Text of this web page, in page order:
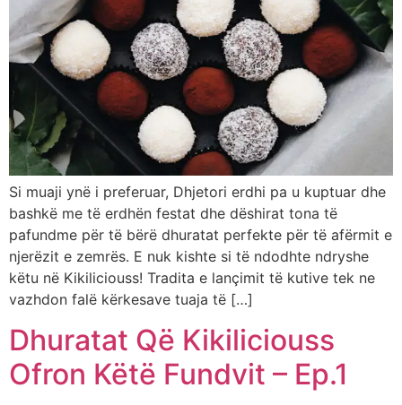
Si muaji ynë i preferuar, Dhjetori erdhi pa u kuptuar dhe
bashkë me të erdhën festat dhe dëshirat tona të
pafundme për të bërë dhuratat perfekte për të afërmit e
njerëzit e zemrës. E nuk kishte si të ndodhte ndryshe
këtu në Kikiliciouss! Tradita e lançimit të kutive tek ne
vazhdon falë kërkesave tuaja të […]
Dhuratat Që Kikiliciouss
Ofron Këtë Fundvit – Ep.1